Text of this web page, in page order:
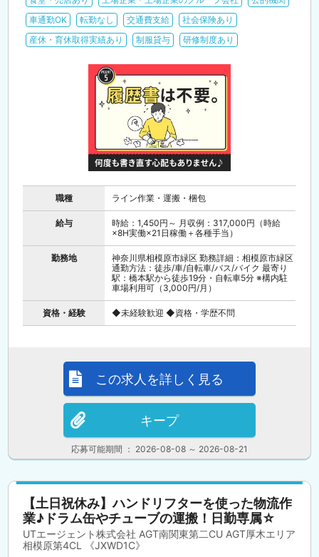
車通勤OK
転勤なし 交通費支給
社会保険あり
産休・育休取得実績あり
制服貸与 研修制度あり
職種 ライン作業・運搬・梱包
給与
時給：1,450円～ 月収例：317,000円（時給
×8H実働×21日稼働＋各種手当）
勤務地
神奈川県相模原市緑区 勤務詳細：相模原市緑区
通勤方法：徒歩/車/自転車/バス/バイク 最寄り
駅：橋本駅から徒歩19分・自転車5分 ※構内駐
車場利用可（3,000円/月）
資格・経験 ◆未経験歓迎 ◆資格・学歴不問
応募可能期間 ： 2026-08-08 ～ 2026-08-21
この求人を詳しく見る
キープ
【土日祝休み】ハンドリフターを使った物流作
業♪ドラム缶やチューブの運搬！日勤専属☆
UTエージェント株式会社 AGT南関東第二CU AGT厚木エリア
相模原第4CL 《JXWD1C》